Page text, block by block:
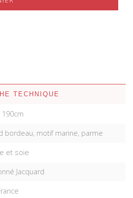
TECHNIQUE
190cm
bordeau, motif marine, parme
et soie
Jacquard